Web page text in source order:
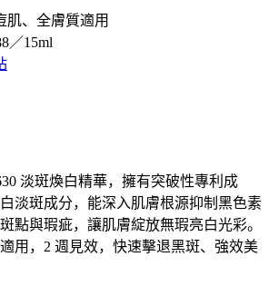
肌、全膚質適用
／15ml
淡斑煥白精華，擁有突破性專利成
淡斑成分，能深入肌膚根源抑制黑色素
點與瑕疵，讓肌膚綻放無瑕亮白光彩。
用，2 週見效，快速擊退黑斑、強效美